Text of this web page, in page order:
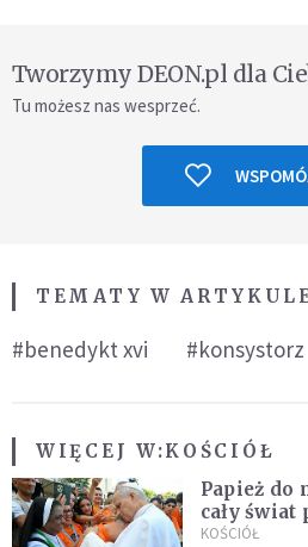
Tworzymy DEON.pl dla
Tu możesz nas wesprzeć.
TEMATY W
#benedykt xvi #konsystorz
WIĘCEJ W:KOŚCIÓŁ
Papież do
cały świat
nowych
KOŚCIÓŁ